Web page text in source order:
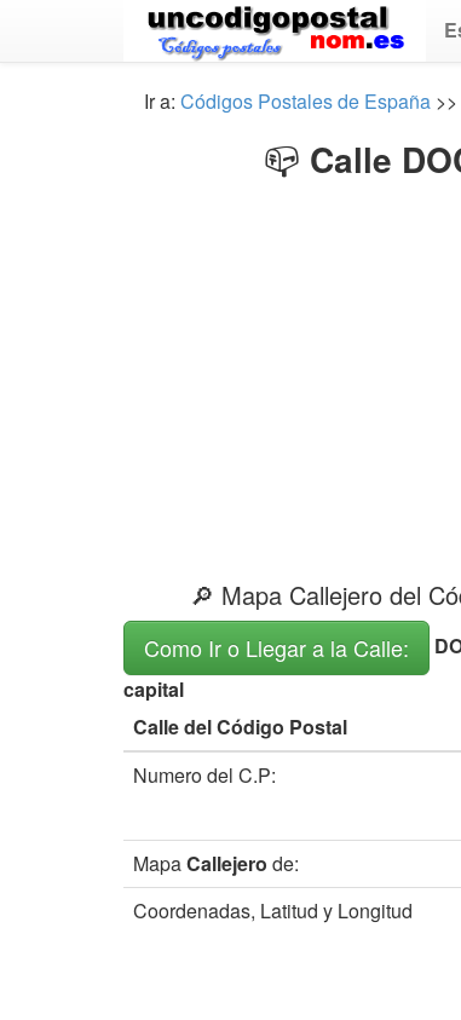
Ir a: Códigos Postales de España>>
📪 Calle
🔎 Mapa Callejero del
Como Ir o Llegar a la Calle:
capital
Calle del Código Postal
Numero del C.P:
MapaCallejero de:
Coordenadas, Latitud y Longitud